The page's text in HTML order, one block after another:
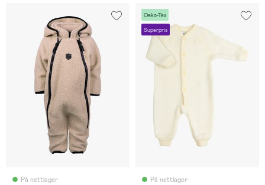
På nettlager
Oeko-Tex
Superpris
På nettlager